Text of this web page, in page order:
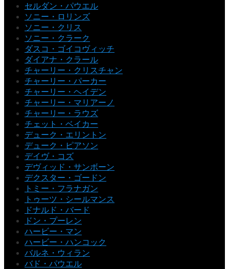
セルダン・パウエル
ソニー・ロリンズ
ソニー・クリス
ソニー・クラーク
ダスコ・ゴイコヴィッチ
ダイアナ・クラール
チャーリー・クリスチャン
チャーリー・パーカー
チャーリー・ヘイデン
チャーリー・マリアーノ
チャーリー・ラウズ
チェット・ベイカー
デューク・エリントン
デューク・ピアソン
デイヴ・コズ
デヴィッド・サンボーン
デクスター・ゴードン
トミー・フラナガン
トゥーツ・シールマンス
ドナルド・バード
ドン・プーレン
ハービー・マン
ハービー・ハンコック
バルネ・ウィラン
バド・パウエル